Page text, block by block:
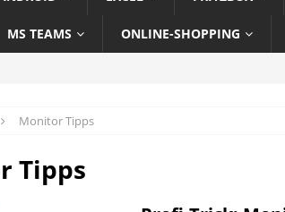
MS TEAMS ONLINE-SHOPPING
Monitor Tipps
Tipps